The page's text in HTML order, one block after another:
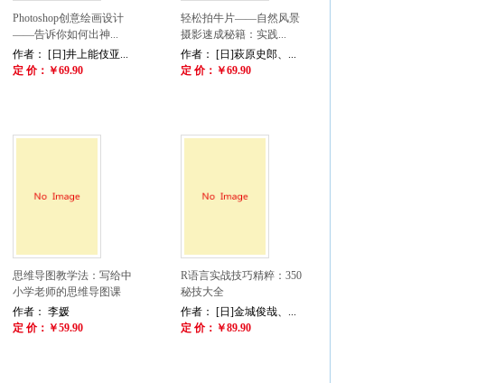
Photoshop创意绘画设计
——告诉你如何出神...
作者： [日]井上能伎亚...
定 价：￥69.90
轻松拍牛片——自然风景
摄影速成秘籍：实践...
作者： [日]萩原史郎、...
定 价：￥69.90
思维导图教学法：写给中
小学老师的思维导图课
作者： 李媛
定 价：￥59.90
R语言实战技巧精粹：350
秘技大全
作者： [日]金城俊哉、...
定 价：￥89.90